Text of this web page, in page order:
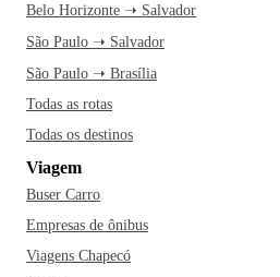
Belo Horizonte ➝ Salvador
São Paulo ➝ Salvador
São Paulo ➝ Brasília
Todas as rotas
Todas os destinos
Viagem
Buser Carro
Empresas de ônibus
Viagens Chapecó